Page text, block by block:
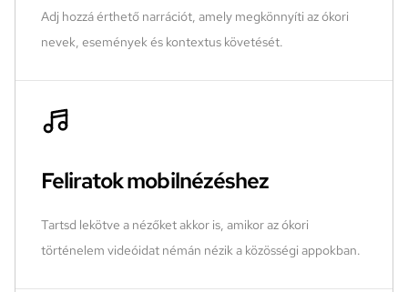
Adj hozzá érthető narrációt, amely megkönnyíti az ókori
nevek, események és kontextus követését.
Feliratok mobilnézéshez
Tartsd lekötve a nézőket akkor is, amikor az ókori
történelem videóidat némán nézik a közösségi appokban.